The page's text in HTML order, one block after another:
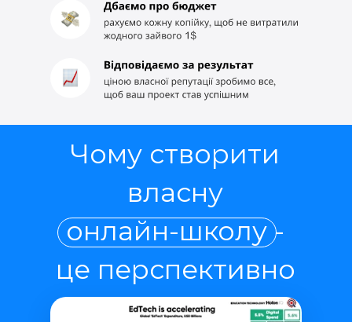
Чому створити
власну
онлайн-школу -
це перспективно